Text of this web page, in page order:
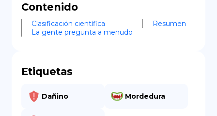
Contenido
Clasificación científica
Resumen
La gente pregunta a menudo
Etiquetas
Dañino Mordedura